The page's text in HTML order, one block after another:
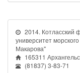
2014. Котласский
университет
Макарова"
165311
(81837) 3-83-71